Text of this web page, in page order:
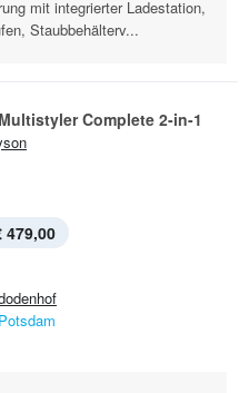
mit integrierter Ladestation,
Staubbehälterv...
Complete 2-in-1
479,00
Potsdam